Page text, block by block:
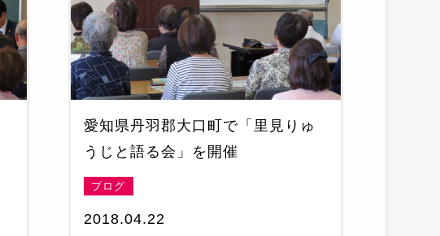
愛知県丹羽郡大口町で「里見りゅ
うじと語る会」を開催
ブログ
2018.04.22